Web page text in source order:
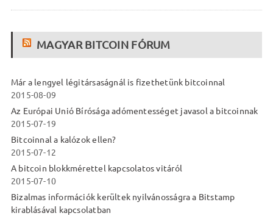
MAGYAR BITCOIN FÓRUM
Már a lengyel légitársaságnál is fizethetünk bitcoinnal
2015-08-09
Az Európai Unió Bírósága adómentességet javasol a bitcoinnak
2015-07-19
Bitcoinnal a kalózok ellen?
2015-07-12
A bitcoin blokkmérettel kapcsolatos vitáról
2015-07-10
Bizalmas információk kerültek nyilvánosságra a Bitstamp
kirablásával kapcsolatban